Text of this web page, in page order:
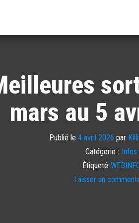
mars au 5
Publié le 4 avril 2026 par
Catégorie : Infos
Étiqueté
Laisser un